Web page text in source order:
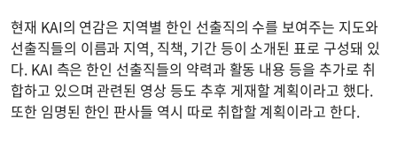
현재 KAI의 연감은 지역별 한인 선출직의 수를 보여주는 지도와
선출직들의 이름과 지역, 직책, 기간 등이 소개된 표로 구성돼 있
다. KAI 측은 한인 선출직들의 약력과 활동 내용 등을 추가로 취
합하고 있으며 관련된 영상 등도 추후 게재할 계획이라고 했다.
또한 임명된 한인 판사들 역시 따로 취합할 계획이라고 한다.